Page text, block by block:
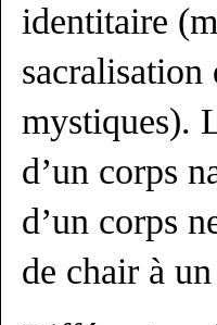
identitaire
sacralisation
mystiques).
d’un corps
d’un corps
de chair à